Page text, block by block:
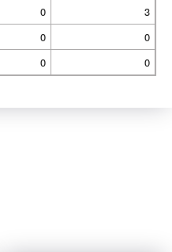
0
3
0
0
0 0